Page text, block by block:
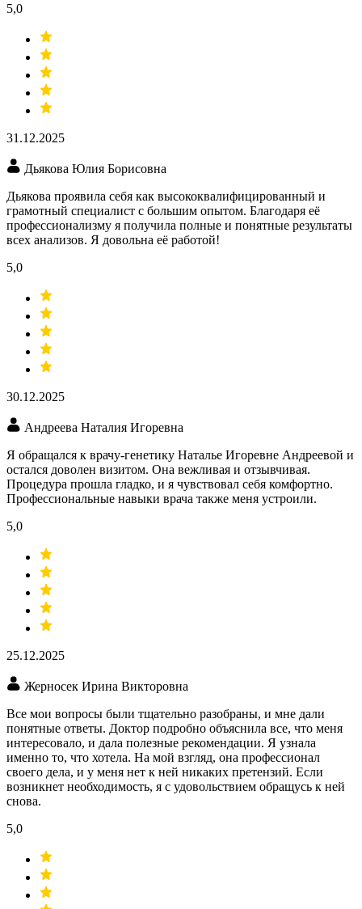
5,0
31.12.2025
Дьякова Юлия Борисовна
Дьякова проявила себя как высококвалифицированный и
грамотный специалист с большим опытом. Благодаря её
профессионализму я получила полные и понятные результаты
всех анализов. Я довольна её работой!
5,0
30.12.2025
Андреева Наталия Игоревна
Я обращался к врачу-генетику Наталье Игоревне Андреевой и
остался доволен визитом. Она вежливая и отзывчивая.
Процедура прошла гладко, и я чувствовал себя комфортно.
Профессиональные навыки врача также меня устроили.
5,0
25.12.2025
Жерносек Ирина Викторовна
Все мои вопросы были тщательно разобраны, и мне дали
понятные ответы. Доктор подробно объяснила все, что меня
интересовало, и дала полезные рекомендации. Я узнала
именно то, что хотела. На мой взгляд, она профессионал
своего дела, и у меня нет к ней никаких претензий. Если
возникнет необходимость, я с удовольствием обращусь к ней
снова.
5,0